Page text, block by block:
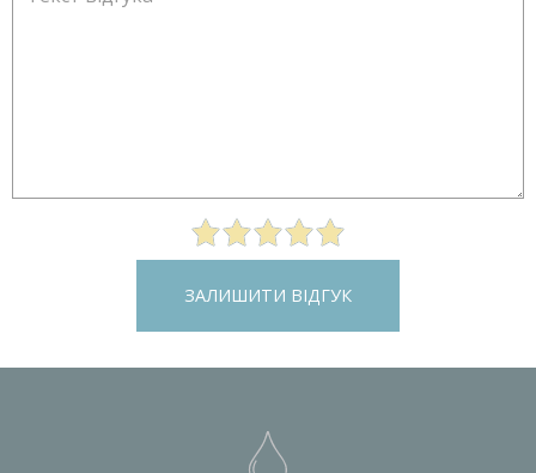
ЗАЛИШИТИ ВІДГУК